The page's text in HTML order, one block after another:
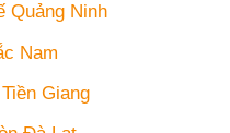
Quảng Ninh
Nam
Giang